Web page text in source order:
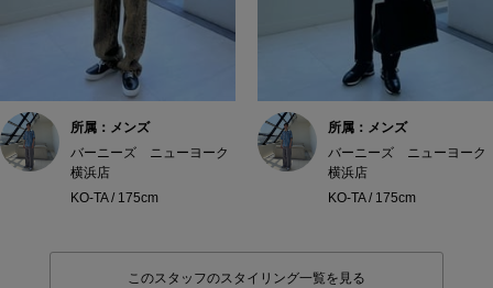
所属：メンズ
バーニーズ ニューヨーク
横浜店
KO-TA / 175cm
所属：メンズ
バーニーズ ニューヨーク
横浜店
KO-TA / 175cm
このスタッフのスタイリング一覧を見る